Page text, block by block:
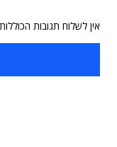
אין לשלוח תגובות